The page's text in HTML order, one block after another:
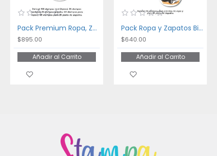
Pack Premium Ropa, Zapatos y Escuela Bike and Car
$895.00
Añadir al Carrito
Pack Ropa y Zapatos Bike and Car
$640.00
Añadir al Carrito